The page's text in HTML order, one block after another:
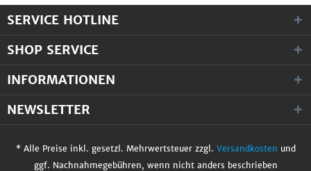
SERVICE HOTLINE
SHOP SERVICE
INFORMATIONEN
NEWSLETTER
* Alle Preise inkl. gesetzl. Mehrwertsteuer zzgl. Versandkosten und
ggf. Nachnahmegebühren, wenn nicht anders beschrieben